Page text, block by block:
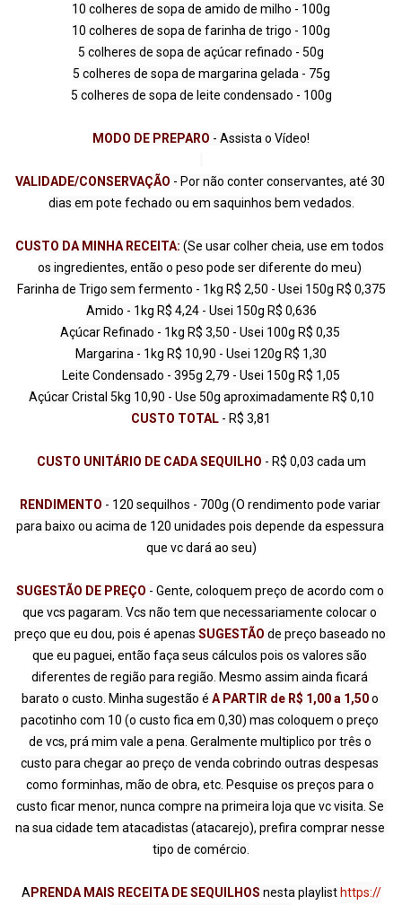
10 colheres de sopa de amido de milho - 100g
10 colheres de sopa de farinha de trigo - 100g
5 colheres de sopa de açúcar refinado - 50g
5 colheres de sopa de margarina gelada - 75g
MODO DE PREPARO
VALIDADE/CONSERVAÇÃO - Por não conter conservantes, até 30
CUSTO DA MINHA RECEITA: (Se usar colher cheia, use em todos
os ingredientes, então o peso pode ser diferente do meu)
Farinha de Trigo sem fermento - 1kg R$ 2,50 - Usei 150g R$ 0,375
Amido - 1kg R$ 4,24 - Usei 150g R$ 0,636
Açúcar Refinado - 1kg R$ 3,50 - Usei 100g R$ 0,35
Margarina - 1kg R$ 10,90 - Usei 120g R$ 1,30
Leite Condensado - 395g 2,79 - Usei 150g R$ 1,05
CUSTO TOTAL - R$ 3,81
CUSTO UNITÁRIO DE CADA SEQUILHO - R$ 0,03 cada um
RENDIMENTO - 120 sequilhos - 700g (O rendimento pode variar
para baixo ou acima de 120 unidades pois depende da espessura
SUGESTÃO DE PREÇO - Gente, coloquem preço de acordo com o
que vcs pagaram. Vcs não tem que necessariamente colocar o
preço que eu dou, pois é apenas SUGESTÃO de preço baseado no
que eu paguei, então faça seus cálculos pois os valores são
diferentes de região para região. Mesmo assim ainda ficará
barato o custo. Minha sugestão é A PARTIR de R$ 1,00 a 1,50 o
pacotinho com 10 (o custo fica em 0,30) mas coloquem o preço
de vcs, prá mim vale a pena. Geralmente multiplico por três o
custo para chegar ao preço de venda cobrindo outras despesas
como forminhas, mão de obra, etc. Pesquise os preços para o
custo ficar menor, nunca compre na primeira loja que vc visita. Se
na sua cidade tem atacadistas (atacarejo), prefira comprar nesse
tipo de comércio.
APRENDA MAIS RECEITA DE SEQUILHOS nesta playlist https://